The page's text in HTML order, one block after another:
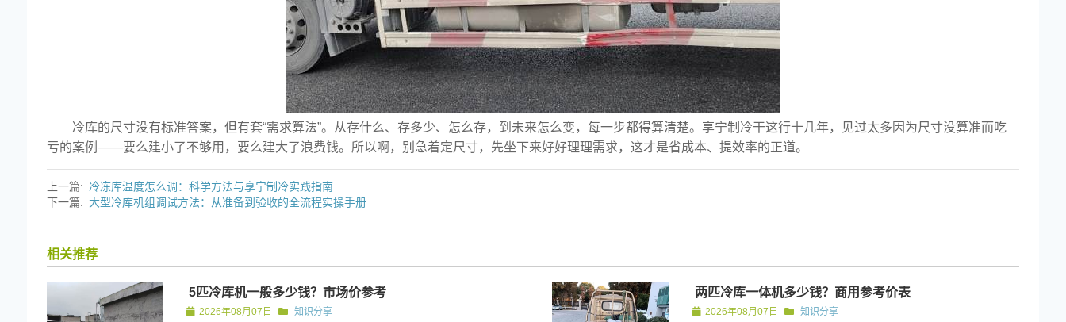
冷库的尺寸没有标准答案，但有套“需求算法”。从存什么、存多少、怎么存，到未来怎么变，每一步都得算清楚。享宁制冷干这行十几年，见过太多因为尺寸没算准而吃
亏的案例——要么建小了不够用，要么建大了浪费钱。所以啊，别急着定尺寸，先坐下来好好理理需求，这才是省成本、提效率的正道。
上一篇: 冷冻库温度怎么调：科学方法与享宁制冷实践指南
下一篇: 大型冷库机组调试方法：从准备到验收的全流程实操手册
相关推荐
5匹冷库机一般多少钱？市场价参考
2026年08月07日 知识分享
两匹冷库一体机多少钱？商用参考价表
2026年08月07日 知识分享
上海和平饭店厨房冷库 2026-04-14